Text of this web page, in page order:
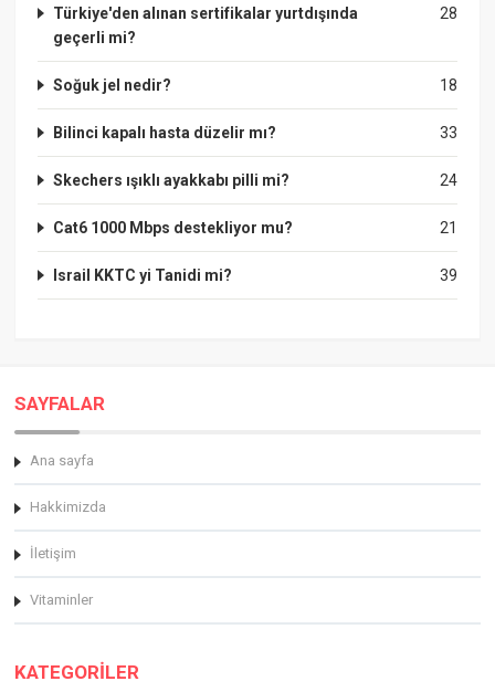
28
Türkiye'den alınan sertifikalar yurtdışında
geçerli mi?
18
Soğuk jel nedir?
33
Bilinci kapalı hasta düzelir mı?
24
Skechers ışıklı ayakkabı pilli mi?
21
Cat6 1000 Mbps destekliyor mu?
39
Israil KKTC yi Tanidi mi?
SAYFALAR
Ana sayfa
Hakkimizda
İletişim
Vitaminler
KATEGORİLER